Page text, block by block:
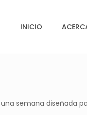
INICIO
una semana diseñada